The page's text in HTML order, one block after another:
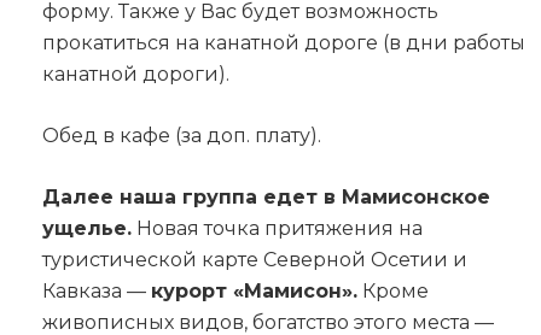
форму. Также у Вас будет возможность
прокатиться на канатной дороге (в дни работы
канатной дороги).
Обед в кафе (за доп. плату).
Далее наша группа едет в Мамисонское
ущелье. Новая точка притяжения на
туристической карте Северной Осетии и
Кавказа — курорт «Мамисон». Кроме
живописных видов, богатство этого места —